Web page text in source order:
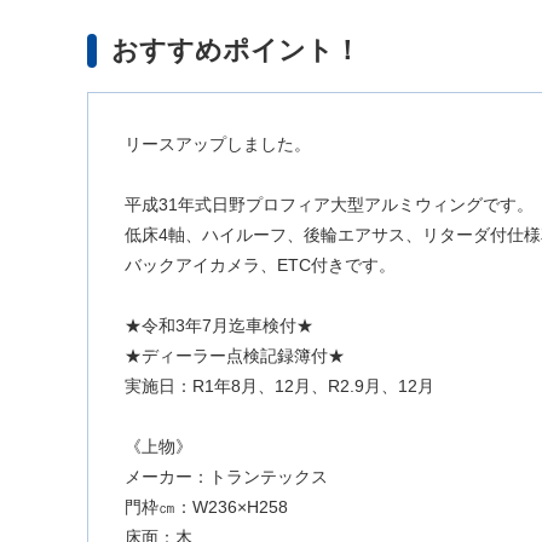
おすすめポイント！
リースアップしました。
平成31年式日野プロフィア大型アルミウィングです。
低床4軸、ハイルーフ、後輪エアサス、リターダ付仕様
バックアイカメラ、ETC付きです。
★令和3年7月迄車検付★
★ディーラー点検記録簿付★
実施日：R1年8月、12月、R2.9月、12月
《上物》
メーカー：トランテックス
門枠㎝：W236×H258
床面：木